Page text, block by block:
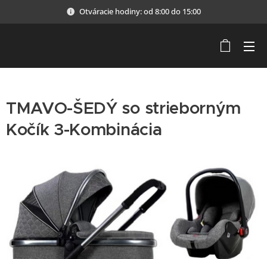
Otváracie hodiny: od 8:00 do 15:00
TMAVO-ŠEDÝ so strieborným
Kočík 3-Kombinácia